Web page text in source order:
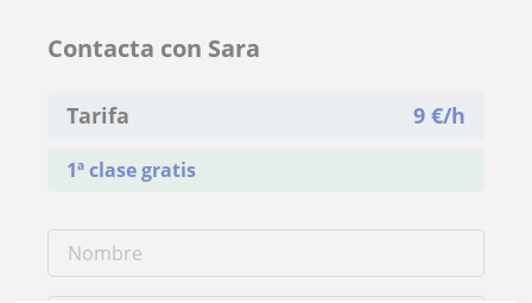
Contacta con Sara
Tarifa 9 €/h
1ª clase gratis